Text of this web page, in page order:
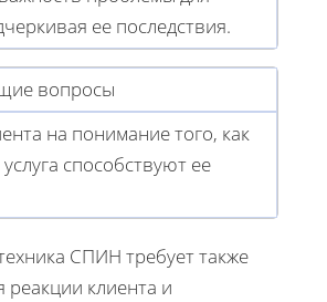
ее последствия.
вопросы
на понимание того, как
способствуют ее
СПИН требует также
реакции клиента и